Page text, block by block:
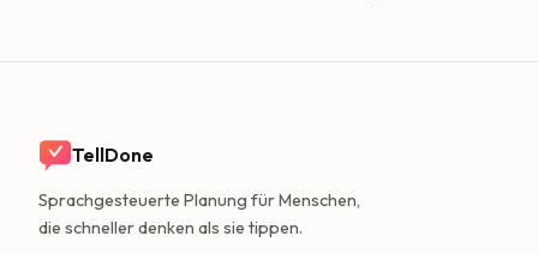
TellDone
Sprachgesteuerte Planung für Menschen,
die schneller denken als sie tippen.